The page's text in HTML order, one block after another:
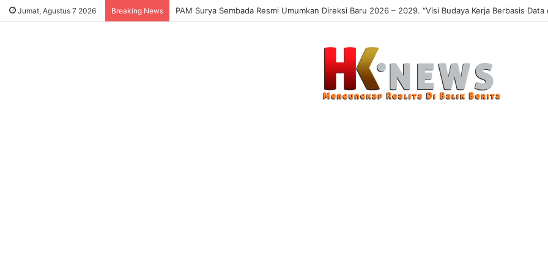
Jumat, Agustus 7 2026 Breaking News Sukses Tekan Bansos Salah Sasaran, Uji Coba Perlinsos Digital di Surabaya Hampir 100 Persen